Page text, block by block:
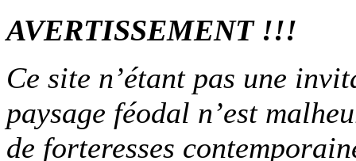
AVERTISSEMENT !!!
Ce site n’étant pas une
paysage féodal n’est
de forteresses